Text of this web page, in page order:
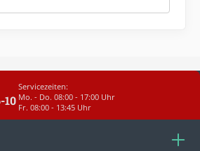
10
Servicezeiten:
Mo. - Do. 08:00 - 17:00 Uhr
Fr. 08:00 - 13:45 Uhr